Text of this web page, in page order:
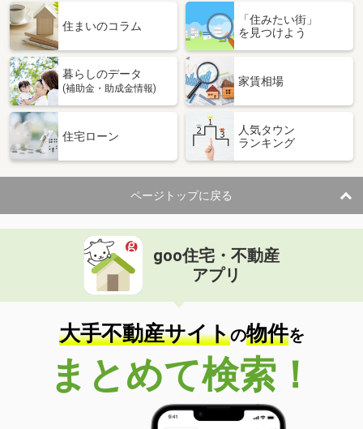
住まいのコラム
「住みたい街」
を見つけよう
暮らしのデータ
(補助金・助成金情報)
家賃相場
住宅ローン
人気タウン
ランキング
ページトップに戻る
goo住宅・不動産
アプリ
大手不動産サイトの物件を
まとめて検索！